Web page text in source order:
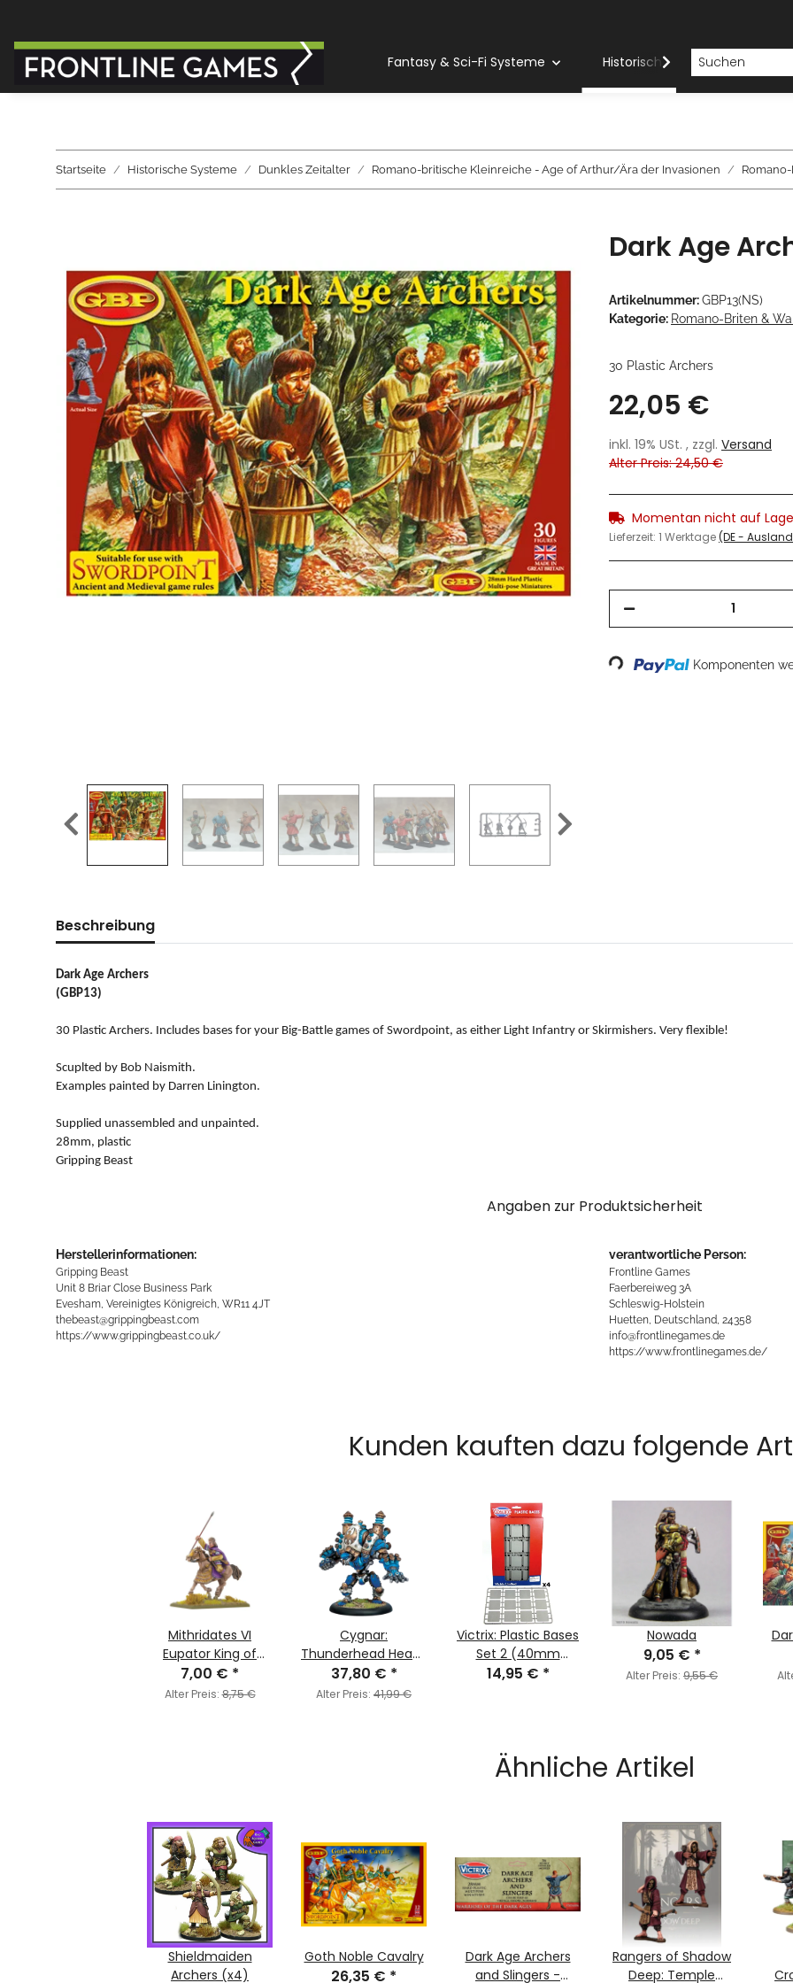
Fantasy & Sci-Fi Systeme Historische Systeme
Startseite Historische Systeme Dunkles Zeitalter Romano-britische Kleinreiche - Age of Arthur/Ära der Invasionen
Dark Age
Artikelnummer:GBP13(NS)
Kategorie: Romano-Briten &
30 Plastic Archers
22,05 €
inkl. 19% USt. , zzgl. Versand
Alter Preis: 24,50 €
Momentan nicht auf
Lieferzeit: 1 Werktage(DE -
Loading... Komponenten
Beschreibung
Dark Age Archers
(GBP13)
30 Plastic Archers. Includes bases for your Big-Battle games of Swordpoint, as either Light Infantry or Skirmishers. Very flexible!
Scuplted by Bob Naismith.
Examples painted by Darren Linington.
Supplied unassembled and unpainted.
28mm, plastic
Gripping Beast
Angaben zur Produktsicherheit
Herstellerinformationen:
Gripping Beast
Unit 8 Briar Close Business Park
Evesham, Vereinigtes Königreich, WR11 4JT
thebeast@grippingbeast.com
https://www.grippingbeast.co.uk/
verantwortliche Person:
Frontline Games
Faerbereiweg 3A
Schleswig-Holstein
Huetten, Deutschland, 24358
info@frontlinegames.de
https://www.frontlinegames.de/
Kunden kauften dazu folgende
Mithridates VI
Eupator King of
Pontus
7,00 € *
Alter Preis:8,75 €
Cygnar:
Thunderhead Heavy
Warjack
37,80 € *
Alter Preis: 41,99 €
Victrix: Plastic Bases
Set 2 (40mm
Bases)
14,95 € *
Nowada
9,05 € *
Alter Preis: 9,55 €
Ähnliche Artikel
Shieldmaiden
Archers (x4)
Goth Noble Cavalry
26,35 € *
Dark Age Archers
and Slingers -
Rangers of Shadow
Deep: Temple